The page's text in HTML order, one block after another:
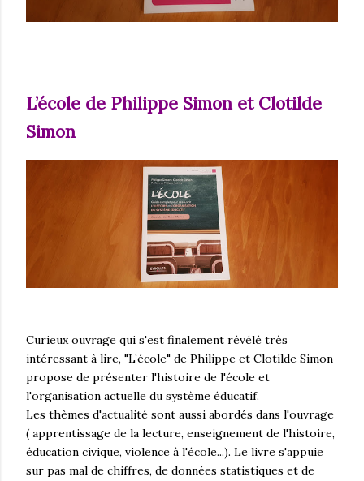
L’école de Philippe Simon et Clotilde
Simon
Curieux ouvrage qui s'est finalement révélé très
intéressant à lire, "L’école" de Philippe et Clotilde Simon
propose de présenter l'histoire de l'école et
l'organisation actuelle du système éducatif.
Les thèmes d'actualité sont aussi abordés dans l'ouvrage
( apprentissage de la lecture, enseignement de l'histoire,
éducation civique, violence à l'école...). Le livre s'appuie
sur pas mal de chiffres, de données statistiques et de